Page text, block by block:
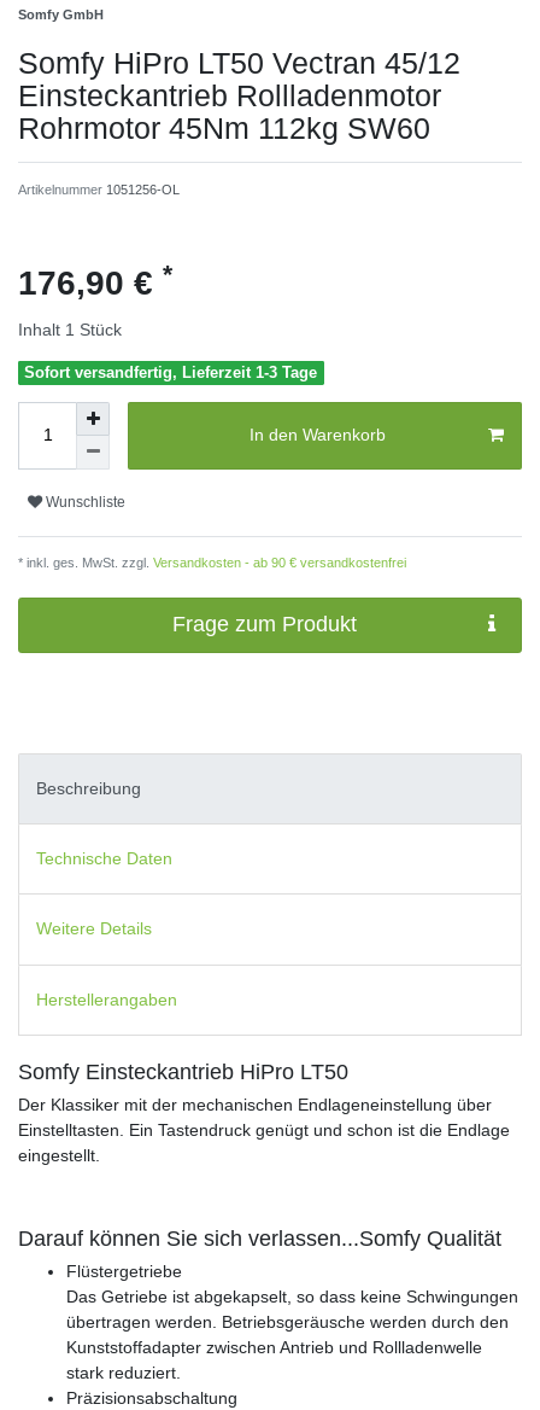
Somfy GmbH
Somfy HiPro LT50 Vectran 45/12
Einsteckantrieb Rollladenmotor
Rohrmotor 45Nm 112kg SW60
Artikelnummer 1051256-OL
176,90 € *
Inhalt 1 Stück
Sofort versandfertig, Lieferzeit 1-3 Tage
In den Warenkorb
Wunschliste
* inkl. ges. MwSt. zzgl. Versandkosten - ab 90 € versandkostenfrei
Frage zum Produkt
Beschreibung
Technische Daten
Weitere Details
Herstellerangaben
Somfy Einsteckantrieb HiPro LT50
Der Klassiker mit der mechanischen Endlageneinstellung über
Einstelltasten. Ein Tastendruck genügt und schon ist die Endlage
eingestellt.
Darauf können Sie sich verlassen...Somfy Qualität
Flüstergetriebe
Das Getriebe ist abgekapselt, so dass keine Schwingungen
übertragen werden. Betriebsgeräusche werden durch den
Kunststoffadapter zwischen Antrieb und Rollladenwelle
stark reduziert.
Präzisionsabschaltung